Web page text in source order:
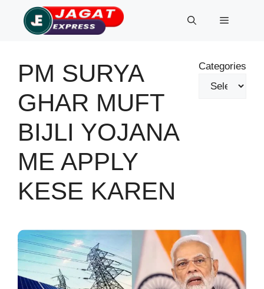
content
Menu
PM SURYA
GHAR MUFT
BIJLI YOJANA
ME APPLY
KESE KAREN
Categories